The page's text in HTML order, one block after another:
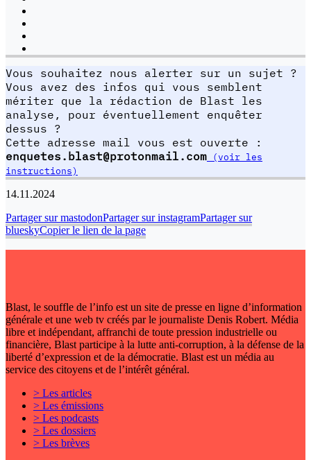
Vous souhaitez nous alerter sur un sujet ?
Vous avez des infos qui vous semblent
mériter que la rédaction de Blast les
analyse, pour éventuellement enquêter
dessus ?
Cette adresse mail vous est ouverte :
enquetes.blast@protonmail.com (voir les
instructions)
14.11.2024
Partager sur mastodonPartager sur instagramPartager sur
blueskyCopier le lien de la page
Blast, le souffle de l’info est un site de presse en ligne d’information
générale et une web tv créés par le journaliste Denis Robert. Média
libre et indépendant, affranchi de toute pression industrielle ou
financière, Blast participe à la lutte anti-corruption, à la défense de la
liberté d’expression et de la démocratie. Blast est un média au
service des citoyens et de l’intérêt général.
> Les articles
> Les émissions
> Les podcasts
> Les dossiers
> Les brèves